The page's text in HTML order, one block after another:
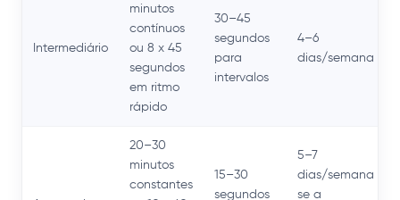
Intermediário
minutos
contínuos
ou 8 x 45
segundos
em ritmo
rápido
30–45
segundos
para
intervalos
4–6
dias/semana
20–30
minutos
constantes
15–30
segundos
5–7
dias/semana
se a